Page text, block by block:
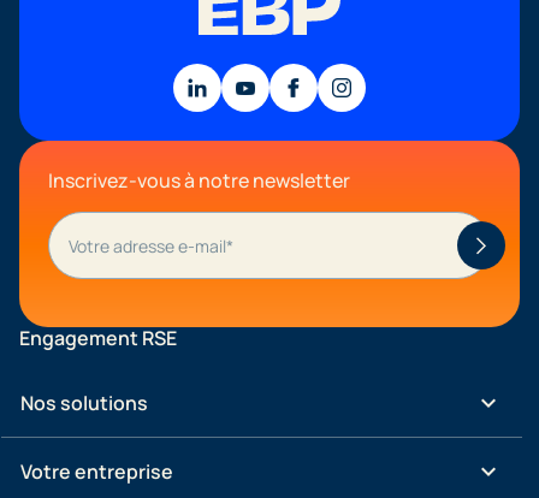
Inscrivez-vous à notre newsletter
Engagement RSE
Nos solutions keyboard_arrow_down
Votre entreprise keyboard_arrow_down